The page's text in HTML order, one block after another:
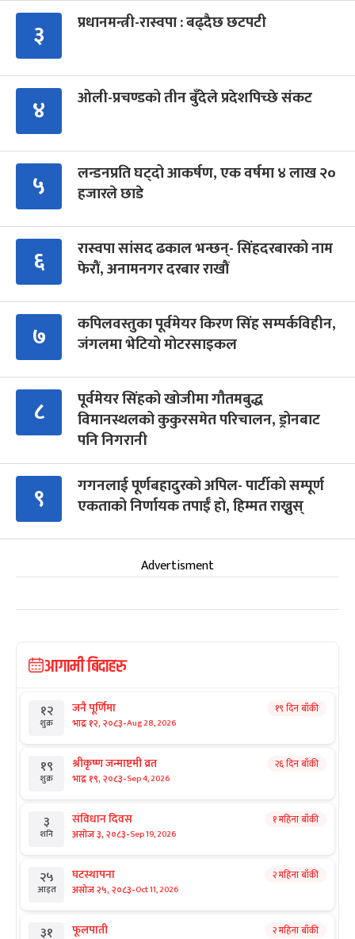
३ प्रधानमन्त्री-रास्वपा : बढ्दैछ छटपटी
४ ओली-प्रचण्डको तीन बुँदेले प्रदेशपिच्छे संकट
५
लन्डनप्रति घट्दो आकर्षण, एक वर्षमा ४ लाख २०
हजारले छाडे
६
रास्वपा सांसद ढकाल भन्छन्- सिंहदरबारको नाम
फेरौं, अनामनगर दरबार राखौं
७
कपिलवस्तुका पूर्वमेयर किरण सिंह सम्पर्कविहीन,
जंगलमा भेटियो मोटरसाइकल
८
पूर्वमेयर सिंहको खोजीमा गौतमबुद्ध
विमानस्थलको कुकुरसमेत परिचालन, ड्रोनबाट
पनि निगरानी
९
गगनलाई पूर्णबहादुरको अपिल- पार्टीको सम्पूर्ण
एकताको निर्णायक तपाईँ हो, हिम्मत राख्नुस्
Advertisment
आगामी बिदाहरु
१२
शुक्र
जनै पूर्णिमा
भाद्र १२, २०८३-Aug 28, 2026
१९ दिन बाँकी
१९
शुक्र
श्रीकृष्ण जन्माष्टमी व्रत
भाद्र १९, २०८३-Sep 4, 2026
२६ दिन बाँकी
३
शनि
संविधान दिवस
असोज ३, २०८३-Sep 19, 2026
१ महिना बाँकी
२५
आइत
घटस्थापना
असोज २५, २०८३-Oct 11, 2026
२ महिना बाँकी
३१ फूलपाती २ महिना बाँकी